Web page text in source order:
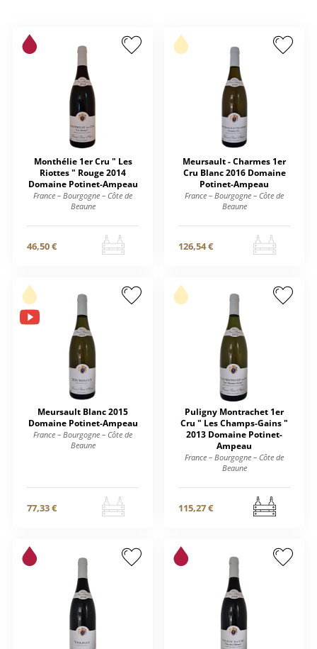
Monthélie 1er Cru " Les
Riottes " Rouge 2014
Domaine Potinet-Ampeau
France – Bourgogne – Côte de
Beaune
46,50 €
Meursault - Charmes 1er
Cru Blanc 2016 Domaine
Potinet-Ampeau
France – Bourgogne – Côte de
Beaune
126,54 €
Meursault Blanc 2015
Domaine Potinet-Ampeau
France – Bourgogne – Côte de
Beaune
77,33 €
Puligny Montrachet 1er
Cru " Les Champs-Gains "
2013 Domaine Potinet-
Ampeau
France – Bourgogne – Côte de
Beaune
115,27 €